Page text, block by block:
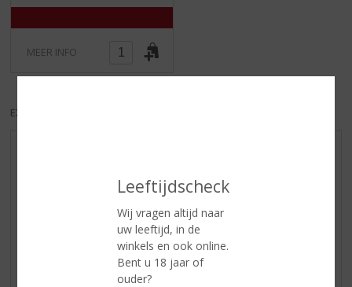
Leeftijdscheck
Wij vragen altijd naar
uw leeftijd, in de
winkels en ook online.
Bent u 18 jaar of
ouder?
MEER INFO
EXCL. BTW
NIEUWE BIEREN
NIEUW OVERIG
WIJN VAN DE MAAND
WHISKY VAN DE MAAND